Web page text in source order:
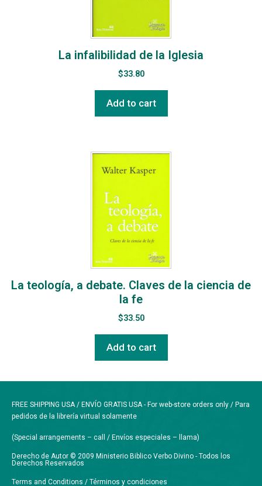
La infalibilidad de la Iglesia
$33.80
Add to cart
La teología, a debate. Claves de la ciencia de
la fe
$33.50
Add to cart
FREE SHIPPING USA / ENVÍO GRATIS USA - For web-store orders only / Para
pedidos de la librería virtual solamente
(Special arrangements – call / Envíos especiales – llama)
Derecho de Autor © 2009 Ministerio Biblico Verbo Divino - Todos los
Derechos Reservados
Terms and Conditions / Términos y condiciones